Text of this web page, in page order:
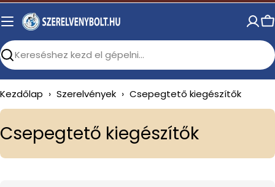
Skip
to
Search
Kezdőlap › Szerelvények › Csepegtető kiegészítők
C
o
Csepegtető kiegészítők